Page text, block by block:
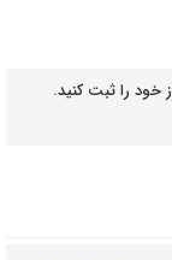
خود را ثبت کنید.